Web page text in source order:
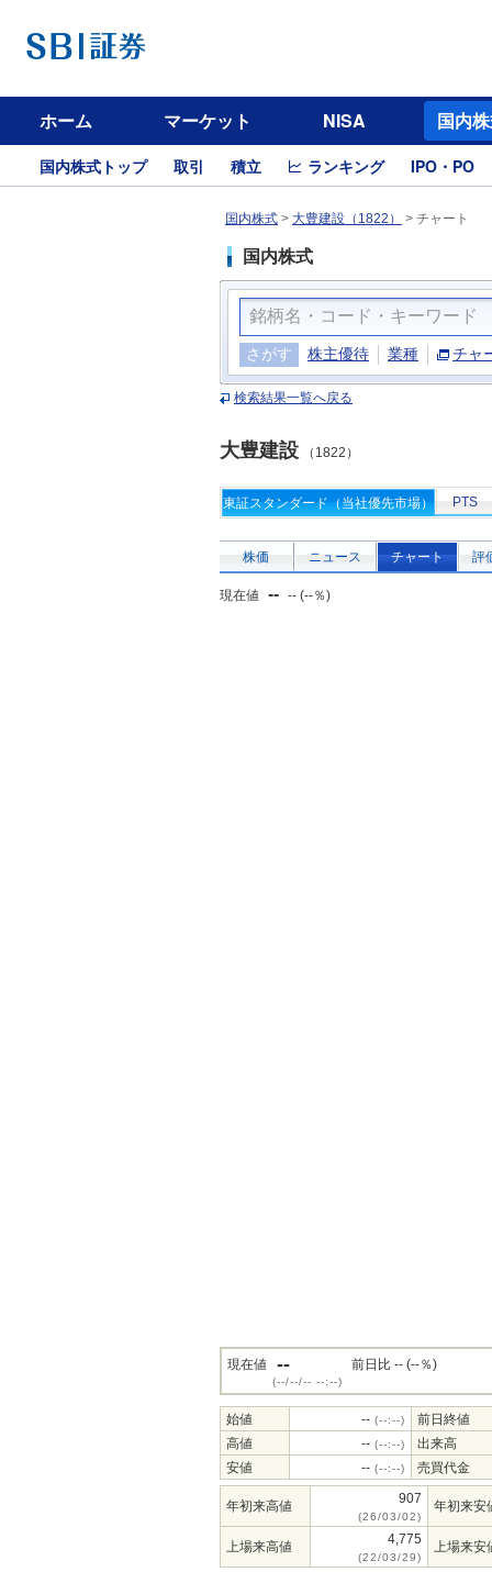
ホーム マーケット NISA 国内
国内株式トップ 取引 積立 ランキング IPO・PO
国内株式 > 大豊建設（1822） > チャート
国内株式
さがす 株主優待 業種 チャ
検索結果一覧へ戻る
大豊建設 （1822）
東証スタンダード（当社優先市場） PTS
株価 ニュース チャート 評
現在値 -- -- (--％)
現在値 --
(--/--/-- --:--)
前日比 -- (--％)
始値 -- (--:--)
前日終値
高値
-- (--:--)
出来高
安値
-- (--:--) 売買代金
年初来高値 907
(26/03/02)
年初来安
上場来高値 4,775
(22/03/29)
上場来安